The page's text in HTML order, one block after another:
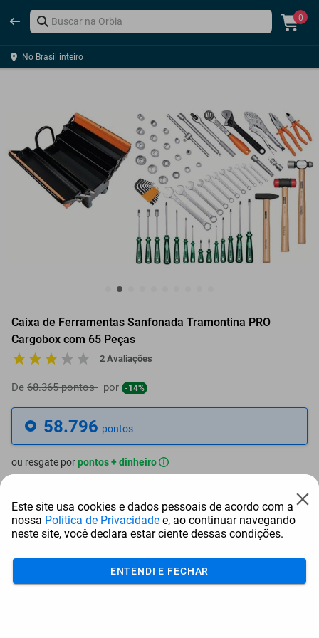
0
No Brasil inteiro
Caixa de Ferramentas Sanfonada Tramontina PRO
Cargobox com 65 Peças
2 Avaliações
De 68.365 pontos por -14%
58.796 pontos
ou resgate porpontos + dinheiro
49.977 pontos + R$ 405,67
Este site usa cookies e dados pessoais de acordo com a
nossa Política de Privacidade e, ao continuar navegando
neste site, você declara estar ciente dessas condições.
ENTENDI E FECHAR